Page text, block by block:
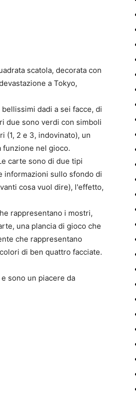
scatola, decorata con
a Tokyo,
dadi a sei facce, di
due sono verdi con simboli
(1, 2 e 3, indovinato), un
funzione nel gioco.
carte sono di due tipi
informazioni sullo sfondo di
cosa vuol dire), l'effetto,
rappresentano i mostri,
una plancia di gioco che
che rappresentano
di ben quattro facciate.
sono un piacere da